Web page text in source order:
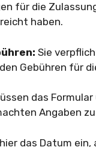
für die
haben.
Sie
Gebühren für
das
Angaben
das Datum